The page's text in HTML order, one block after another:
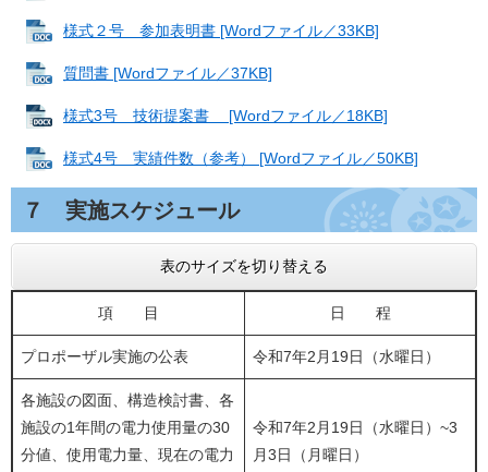
様式２号 参加表明書 [Wordファイル／33KB]
質問書 [Wordファイル／37KB]
様式3号 技術提案書 [Wordファイル／18KB]
様式4号 実績件数（参考） [Wordファイル／50KB]
７ 実施スケジュール
表のサイズを切り替える
項 目 日 程
プロポーザル実施の公表 令和7年2月19日（水曜日）
各施設の図面、構造検討書、各
施設の1年間の電力使用量の30
分値、使用電力量、現在の電力
令和7年2月19日（水曜日）~3
月3日（月曜日）